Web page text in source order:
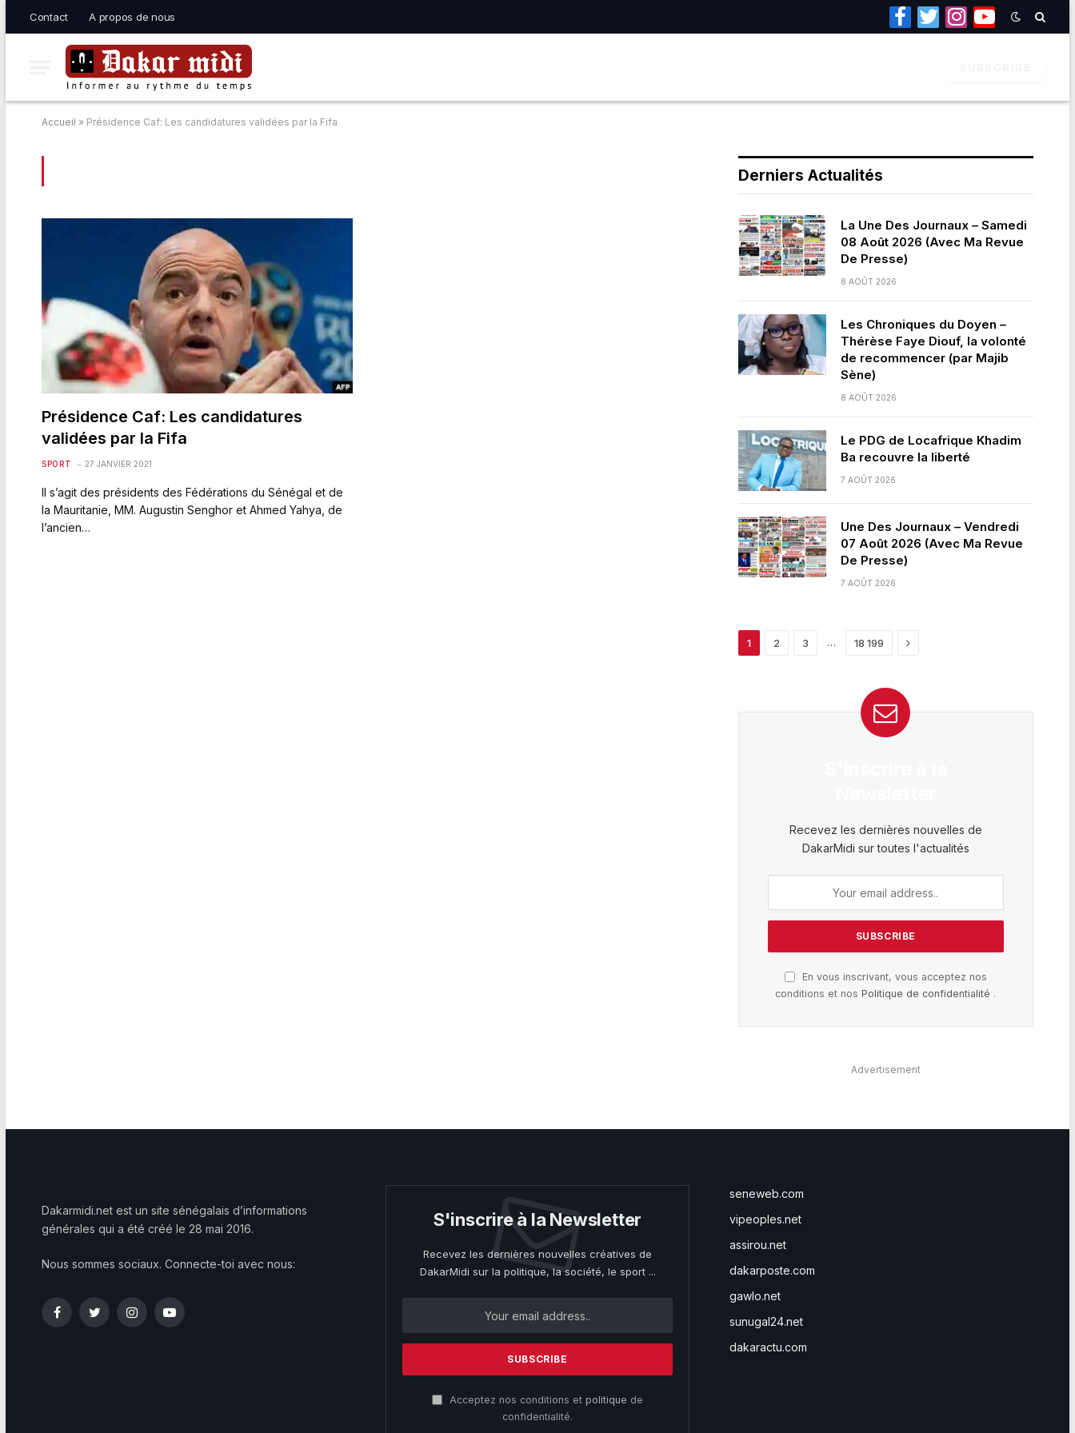
Contact A propos de nous
Facebook
TwitterInstagramYouTube
Accueil » Présidence Caf: Les candidatures validées par la Fifa
Présidence Caf: Les candidatures
validées par la Fifa
SPORT 27 JANVIER 2021
Il s’agit des présidents des Fédérations du Sénégal et de
la Mauritanie, MM. Augustin Senghor et Ahmed Yahya, de
l’ancien…
Derniers Actualités
La Une Des Journaux – Samedi
08 Août 2026 (Avec Ma Revue
De Presse)
8 AOÛT 2026
Les Chroniques du Doyen –
Thérèse Faye Diouf, la volonté
de recommencer (par Majib
Sène)
8 AOÛT 2026
Le PDG de Locafrique Khadim
Ba recouvre la liberté
7 AOÛT 2026
Une Des Journaux – Vendredi
07 Août 2026 (Avec Ma Revue
De Presse)
7 AOÛT 2026
1 2 3 … 18 199 Next
Recevez les dernières nouvelles de
DakarMidi sur toutes l'actualités
En vous inscrivant, vous acceptez nos
conditions et nosPolitique de confidentialité .
Advertisement
Dakarmidi.net est un site sénégalais d’informations
générales qui a été créé le 28 mai 2016.
Nous sommes sociaux. Connecte-toi avec nous:
FacebookTwitterInstagramYouTube
S'inscrire à la Newsletter
Recevez les dernières nouvelles créatives de
DakarMidi sur la politique, la société, le sport ...
Acceptez nos conditions et politique de
confidentialité.
seneweb.com
vipeoples.net
assirou.net
dakarposte.com
gawlo.net
sunugal24.net
dakaractu.com